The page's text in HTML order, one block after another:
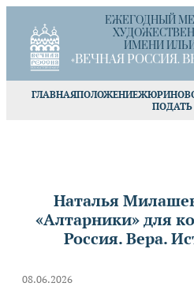
ЕЖЕГОДНЫЙ
ИМЕНИ
«ВЕЧНАЯ РОССИЯ.
ГЛАВНАЯПОЛОЖЕНИЕЖЮРИ
ПОДАТЬ
Наталья
«Алтарники» для
Россия. Вера.
08.06.2026